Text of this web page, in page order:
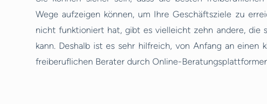
Wege aufzeigen können, um Ihre Geschäftsziele zu
nicht funktioniert hat, gibt es vielleicht zehn andere, die
kann. Deshalb ist es sehr hilfreich, von Anfang an einen
freiberuflichen Berater durch Online-